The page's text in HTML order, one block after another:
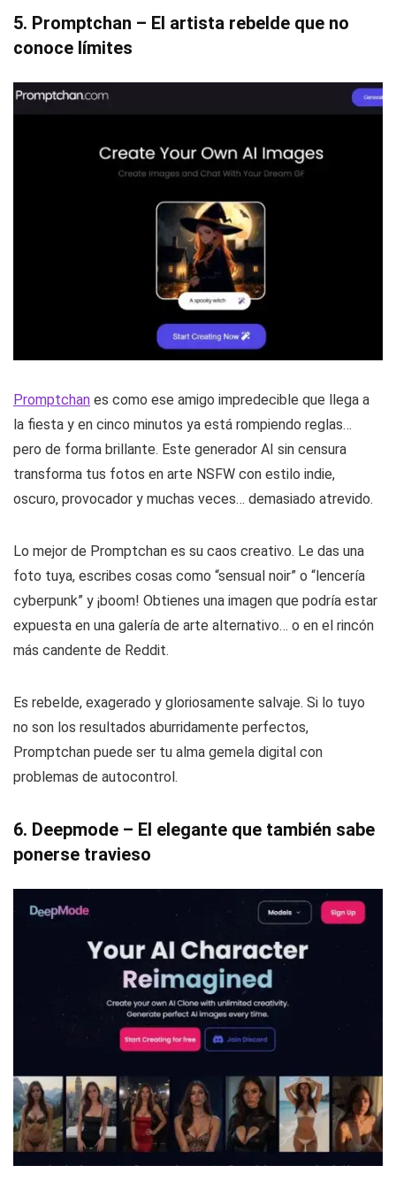
5. Promptchan – El artista rebelde que no
conoce límites
Promptchan es como ese amigo impredecible que llega a
la fiesta y en cinco minutos ya está rompiendo reglas…
pero de forma brillante. Este generador AI sin censura
transforma tus fotos en arte NSFW con estilo indie,
oscuro, provocador y muchas veces… demasiado atrevido.
Lo mejor de Promptchan es su caos creativo. Le das una
foto tuya, escribes cosas como “sensual noir” o “lencería
cyberpunk” y ¡boom! Obtienes una imagen que podría estar
expuesta en una galería de arte alternativo… o en el rincón
más candente de Reddit.
Es rebelde, exagerado y gloriosamente salvaje. Si lo tuyo
no son los resultados aburridamente perfectos,
Promptchan puede ser tu alma gemela digital con
problemas de autocontrol.
6. Deepmode – El elegante que también sabe
ponerse travieso